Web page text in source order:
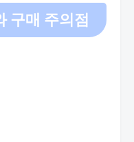
구매 주의점